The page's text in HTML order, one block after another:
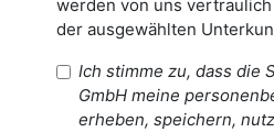
werden von uns
der ausgewählten
Ich stimme zu, dass die
GmbH meine
erheben, speichern,